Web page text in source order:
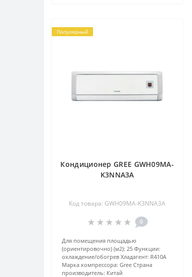
Популярный
Кондиционер GREE GWH09MA-
K3NNA3A
Код товара: GWH09MA-K3NNA3A
0
Для помещения площадью
(ориентировочно) (м2): 25 Функции:
охлаждение/обогрев Хладагент: R410А
Марка компрессора: Gree Страна
производитель: Китай